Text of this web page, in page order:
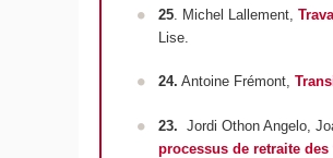
25 . Michel Lallement,
Lise.
24. Antoine Frémont,
23. Jordi Othon Angelo,
processus de retraite